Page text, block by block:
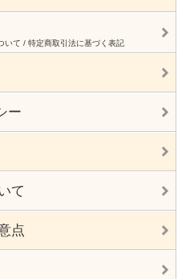
いて / 特定商取引法に基づく表記
ー
て
点